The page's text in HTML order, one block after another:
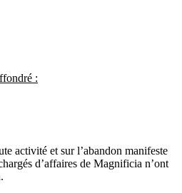
:
activité et sur l’abandon manifeste
d’affaires de Magnificia n’ont